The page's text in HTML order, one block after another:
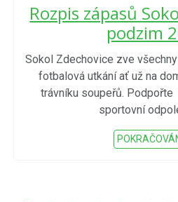
Rozpis zápasů
podzim
Sokol Zdechovice zve
fotbalová utkání ať už na
trávníku soupeřů. Podpořte
sportovní